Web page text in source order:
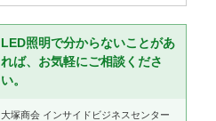
LED照明で分からないことがあ
れば、お気軽にご相談くださ
い。
大塚商会 インサイドビジネスセンター